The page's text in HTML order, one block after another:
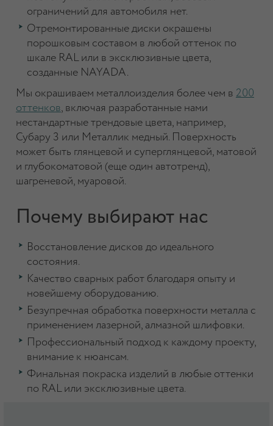
ограничений для автомобиля нет.
Отремонтированные диски окрашены
порошковым составом в любой оттенок по
шкале RAL или в эксклюзивные цвета,
созданные NAYADA.
Мы окрашиваем металлоизделия более чем в 200
оттенков, включая разработанные нами
нестандартные трендовые цвета, например,
Субару 3 или Металлик медный. Поверхность
может быть глянцевой и суперглянцевой, матовой
и глубокоматовой (еще один автотренд),
шагреневой, муаровой.
Почему выбирают нас
Восстановление дисков до идеального
состояния.
Качество сварных работ благодаря опыту и
новейшему оборудованию.
Безупречная обработка поверхности металла с
применением лазерной, алмазной шлифовки.
Профессиональный подход к каждому проекту,
внимание к нюансам.
Финальная покраска изделий в любые оттенки
по RAL или эксклюзивные цвета.